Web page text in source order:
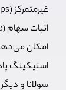
امکان
استیکینگ
سولانا و